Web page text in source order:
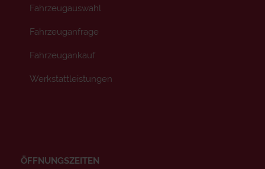
Fahrzeugauswahl
Fahrzeuganfrage
Fahrzeugankauf
Werkstattleistungen
ÖFFNUNGSZEITEN